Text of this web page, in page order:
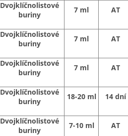
Dvojklíčnolistové
buriny
7 ml AT
Dvojklíčnolistové
buriny
7 ml AT
Dvojklíčnolistové
buriny
7 ml AT
Dvojklíčnolistové
buriny
18-20 ml 14 dní
Dvojklíčnolistové
buriny
7-10 ml AT